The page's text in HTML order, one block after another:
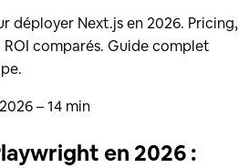
déployer Next.js en 2026. Pricing,
comparés. Guide complet
– 14 min
en 2026 :